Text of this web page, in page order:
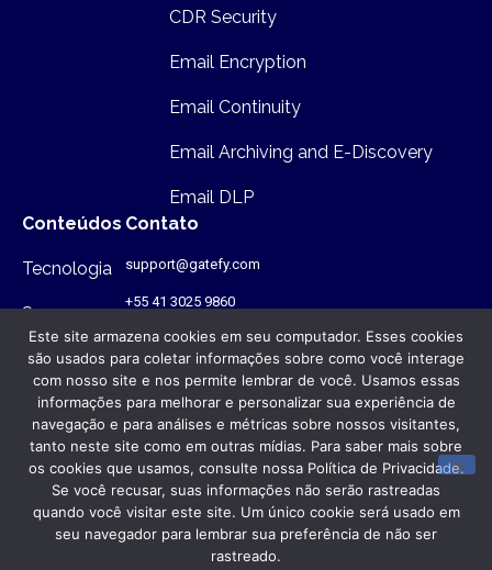
CDR Security
Email Encryption
Email Continuity
Email Archiving and E-Discovery
Email DLP
Conteúdos
Tecnologia
Segurança
Infraestutura
Contato
support@gatefy.com
+55 41 3025 9860
Onde estamos
Rua Antônio Gruba, 168 - PR - Brasil
- CEP: 80820-340
© Gatefy 2026. Todos os direitos reservados.
Política de Privacidade
Este site armazena cookies em seu computador. Esses cookies
são usados para coletar informações sobre como você interage
com nosso site e nos permite lembrar de você. Usamos essas
informações para melhorar e personalizar sua experiência de
navegação e para análises e métricas sobre nossos visitantes,
tanto neste site como em outras mídias. Para saber mais sobre
os cookies que usamos, consulte nossa Política de Privacidade.
Se você recusar, suas informações não serão rastreadas
quando você visitar este site. Um único cookie será usado em
seu navegador para lembrar sua preferência de não ser
rastreado.